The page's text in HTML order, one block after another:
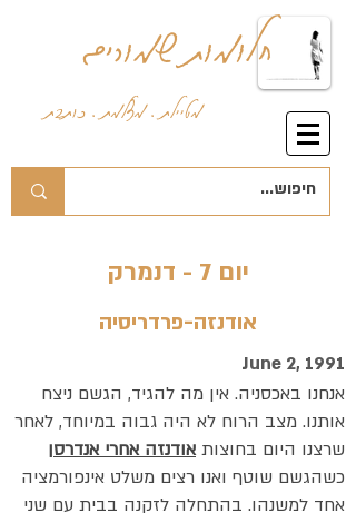
חלומות שמורים
מטיילת . מצלמת . כותבת
יום 7 - דנמרק
אודנזה-פרדריסיה
June 2, 1991
אנחנו באכסניה. אין מה להגיד, הגשם ניצח
אותנו. מצב הרוח לא היה גבוה במיוחד, לאחר
שרצנו היום בחוצותאודנזה אחרי אנדרסן
כשהגשם שוטף ואנו רצים משלט אינפורמציה
אחד למשנהו. בהתחלה לזקנה בבית עם שני